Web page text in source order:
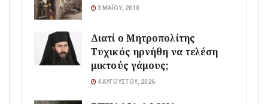
3 ΜΑΪ́ΟΥ, 2010
Διατί ο Μητροπολίτης
Τυχικός ηρνήθη να τελέση
μικτούς γάμους;
4 ΑΥΓΟΎΣΤΟΥ, 2026